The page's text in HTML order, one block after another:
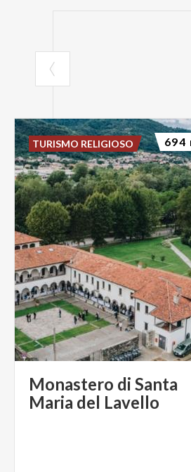
Monastero di Santa
Maria del Lavello
TURISMO RELIGIOSO 694